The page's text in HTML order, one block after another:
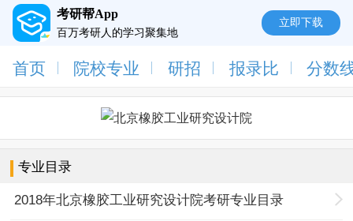
考研帮App
百万考研人的学习聚集地
立即下载
首页 院校专业 研招 报录比 分数
专业目录
2018年北京橡胶工业研究设计院考研专业目录